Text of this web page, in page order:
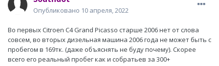
Опубликовано 10 апреля, 2022
Во первых Citroen C4 Grand Picasso старше 2006 нет от слова
совсем, во вторых дизельная машина 2006 года не может быть с
пробегом в 169тк. (даже объяснять не буду почему). Скорее
всего его реальный пробег как и собратьев за 300+